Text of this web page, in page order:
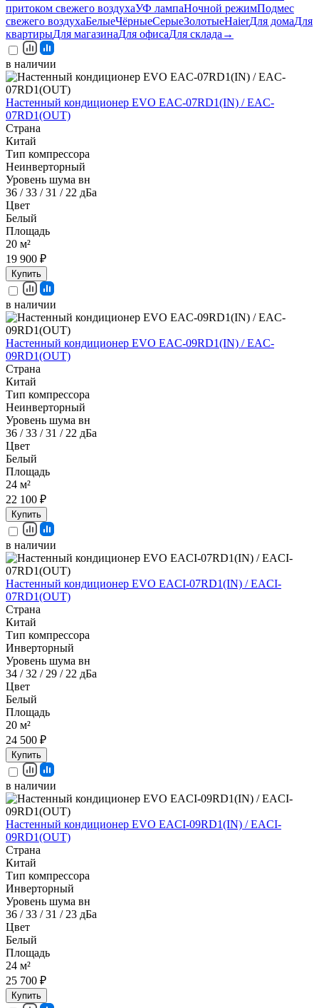
притоком свежего воздухаУФ лампаНочной режимПодмес
свежего воздухаБелыеЧёрныеСерыеЗолотыеHaierДля домаДля
квартирыДля магазинаДля офисаДля склада →
в наличии
Настенный кондиционер EVO EAC-07RD1(IN) / EAC-
07RD1(OUT)
Страна
Китай
Тип компрессора
Неинверторный
Уровень шума вн
36 / 33 / 31 / 22 дБа
Цвет
Белый
Площадь
20 м²
19 900 ₽
Купить
в наличии
Настенный кондиционер EVO EAC-09RD1(IN) / EAC-
09RD1(OUT)
Страна
Китай
Тип компрессора
Неинверторный
Уровень шума вн
36 / 33 / 31 / 22 дБа
Цвет
Белый
Площадь
24 м²
22 100 ₽
Купить
в наличии
Настенный кондиционер EVO EACI-07RD1(IN) / EACI-
07RD1(OUT)
Страна
Китай
Тип компрессора
Инверторный
Уровень шума вн
34 / 32 / 29 / 22 дБа
Цвет
Белый
Площадь
20 м²
24 500 ₽
Купить
в наличии
Настенный кондиционер EVO EACI-09RD1(IN) / EACI-
09RD1(OUT)
Страна
Китай
Тип компрессора
Инверторный
Уровень шума вн
36 / 33 / 31 / 23 дБа
Цвет
Белый
Площадь
24 м²
25 700 ₽
Купить